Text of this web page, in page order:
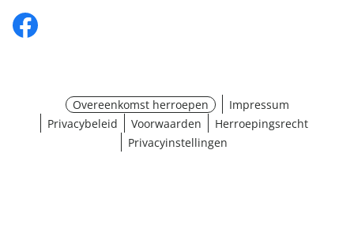
Overeenkomst herroepen
Impressum
Privacybeleid
Voorwaarden
Herroepingsrecht
Privacyinstellingen